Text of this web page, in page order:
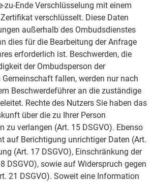
zu-Ende Verschlüsselung mit einem
verschlüsselt. Diese Daten
außerhalb des Ombudsdienstes
dies für die Bearbeitung der Anfrage
erforderlich ist. Beschwerden, die
der Ombudsperson der
fallen, werden nur nach
Beschwerdeführer an die zuständige
Rechte des Nutzers Sie haben das
über die zu Ihrer Person
zu verlangen (Art. 15 DSGVO). Ebenso
auf Berichtigung unrichtiger Daten (Art.
(Art. 17 DSGVO), Einschränkung der
DSGVO), sowie auf Widerspruch gegen
21 DSGVO). Soweit eine Information